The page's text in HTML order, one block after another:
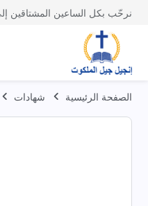
نرحّب بكل الساعين المشتاقين
الصفحة الرئيسية شهادات